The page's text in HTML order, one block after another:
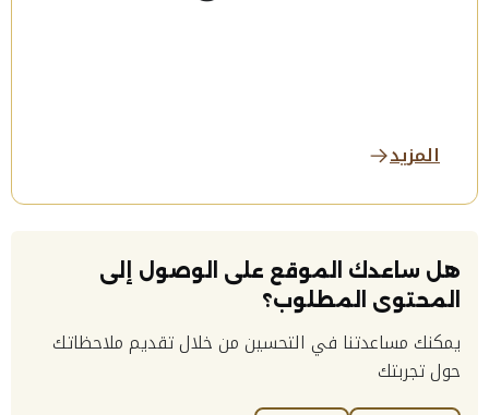
المزيد
هل ساعدك الموقع على الوصول إلى
المحتوى المطلوب؟
يمكنك مساعدتنا في التحسين من خلال تقديم ملاحظاتك
حول تجربتك